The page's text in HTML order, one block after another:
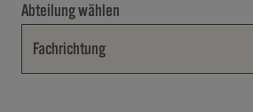
Abteilung wählen
Fachrichtung